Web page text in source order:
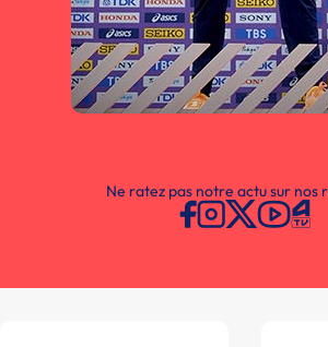
Ne ratez pas notre actu sur nos